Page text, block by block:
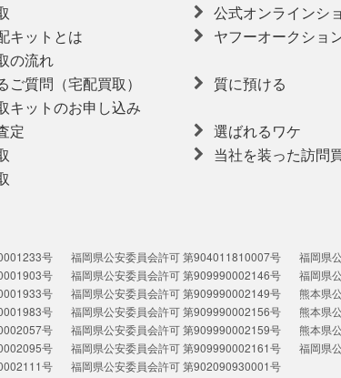
キットとは
の流れ
ご質問（宅配買取）
キットのお申し込み
定
公式オンラインシ
ヤフーオークショ
質に預ける
選ばれるワケ
当社を装った訪問
号
号
号
号
号
号
号
福岡県公安委員会許可 第904011810007号
福岡県公安委員会許可 第909990002146号
福岡県公安委員会許可 第909990002149号
福岡県公安委員会許可 第909990002156号
福岡県公安委員会許可 第909990002159号
福岡県公安委員会許可 第909990002161号
福岡県公安委員会許可 第902090930001号
福岡県
福岡県
熊本県
熊本県
熊本県
福岡県